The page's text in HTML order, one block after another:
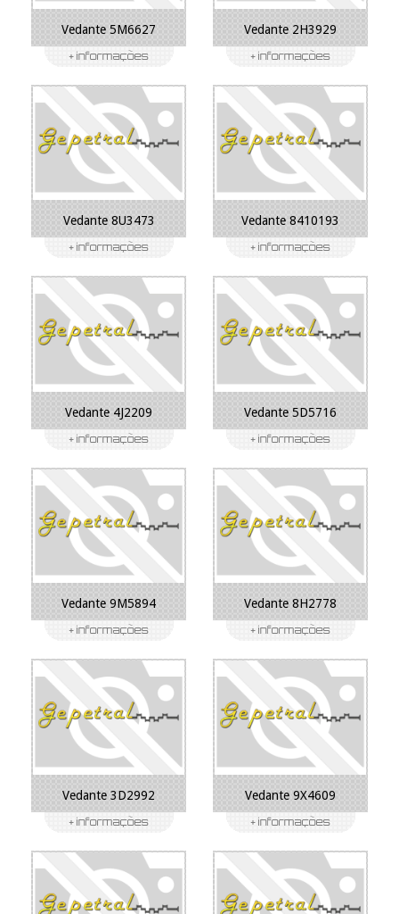
Vedante 5M6627 Vedante 2H3929
Vedante 8U3473 Vedante 8410193
Vedante 4J2209 Vedante 5D5716
Vedante 9M5894 Vedante 8H2778
Vedante 3D2992 Vedante 9X4609